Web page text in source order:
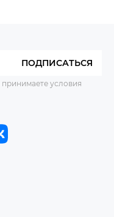
ПОДПИСАТЬСЯ
условия